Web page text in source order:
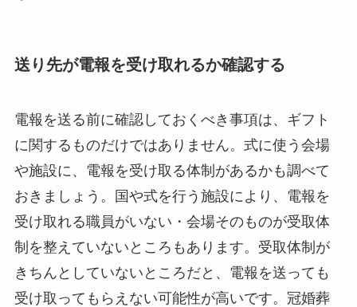
送り先が電報を受け取れるか確認する
電報を送る前に確認しておくべき事項は、ギフト
に関するものだけではありません。式に使う会場
や施設に、電報を受け取る体制があるかも調べて
おきましょう。国や式を行う施設により、電報を
受け取れる職員がいない・会場そのものが受取体
制を整えていないところもあります。受取体制が
きちんとしていないところだと、電報を送っても
受け取ってもらえない可能性が高いです。冠婚葬